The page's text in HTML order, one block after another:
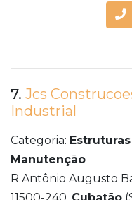
7. Jcs
Industrial
Categoria:
Manutenção
R Antônio Augusto